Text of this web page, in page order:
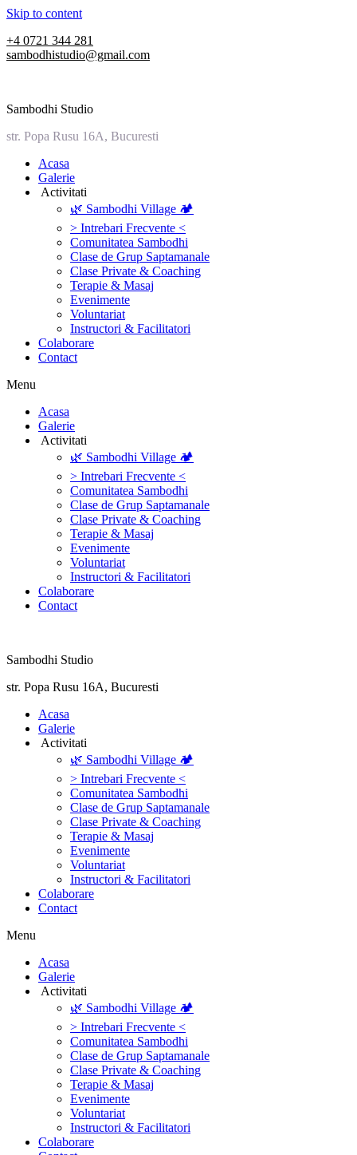
Skip to content
+4 0721 344 281
sambodhistudio@gmail.com
Sambodhi Studio
str. Popa Rusu 16A, Bucuresti
‎Acasa
Galerie
‎ ‎Activitati‎
🌿 Sambodhi Village 🏕️
> Intrebari Frecvente <
Comunitatea Sambodhi
Clase de Grup Saptamanale
Clase Private & Coaching
Terapie & Masaj
‎Evenimente
Voluntariat
‏‏‎Instructori & Facilitatori
Colaborare
Contact
Menu
‎Acasa
Galerie
‎ ‎Activitati‎
🌿 Sambodhi Village 🏕️
> Intrebari Frecvente <
Comunitatea Sambodhi
Clase de Grup Saptamanale
Clase Private & Coaching
Terapie & Masaj
‎Evenimente
Voluntariat
‏‏‎Instructori & Facilitatori
Colaborare
Contact
Sambodhi Studio
str. Popa Rusu 16A, Bucuresti
‎Acasa
Galerie
‎ ‎Activitati‎
🌿 Sambodhi Village 🏕️
> Intrebari Frecvente <
Comunitatea Sambodhi
Clase de Grup Saptamanale
Clase Private & Coaching
Terapie & Masaj
‎Evenimente
Voluntariat
‏‏‎Instructori & Facilitatori
Colaborare
Contact
Menu
‎Acasa
Galerie
‎ ‎Activitati‎
🌿 Sambodhi Village 🏕️
> Intrebari Frecvente <
Comunitatea Sambodhi
Clase de Grup Saptamanale
Clase Private & Coaching
Terapie & Masaj
‎Evenimente
Voluntariat
‏‏‎Instructori & Facilitatori
Colaborare